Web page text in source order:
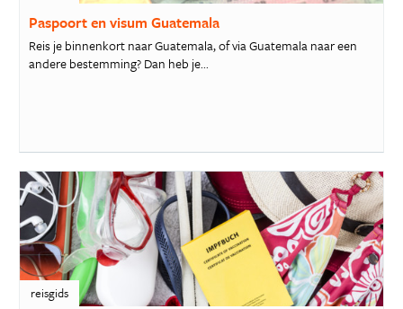
Paspoort en visum Guatemala
Reis je binnenkort naar Guatemala, of via Guatemala naar een
andere bestemming? Dan heb je...
reisgids